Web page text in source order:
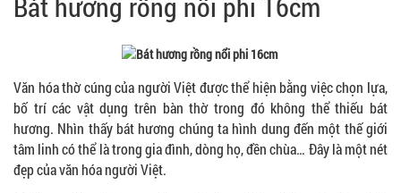
Văn hóa thờ cúng của người Việt được thể hiện bằng việc chọn lựa,
bố trí các vật dụng trên bàn thờ trong đó không thể thiếu bát
hương. Nhìn thấy bát hương chúng ta hình dung đến một thế giới
tâm linh có thể là trong gia đình, dòng họ, đền chùa… Đây là một nét
đẹp của văn hóa người Việt.